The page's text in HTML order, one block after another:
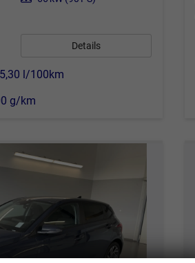
Details
5,30 l/100km
g/km